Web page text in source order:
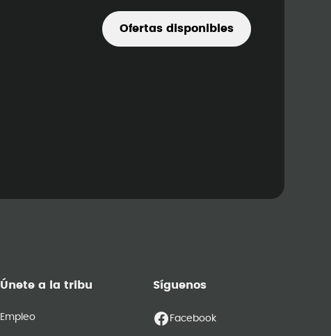
Ofertas disponibles
Únete a la tribu
Empleo
Síguenos
Facebook